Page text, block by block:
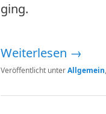
ging.
Weiterlesen →
Veröffentlicht unterAllgemein,